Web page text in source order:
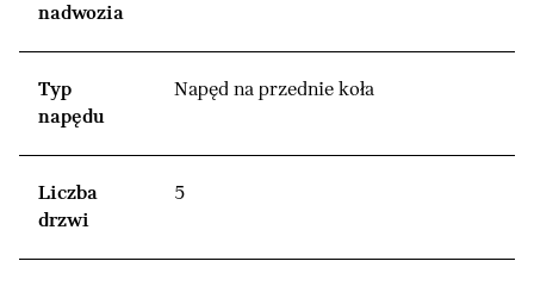
nadwozia
Typ
napędu
Napęd na przednie koła
Liczba
drzwi
5